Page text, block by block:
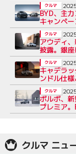
BYD、主
キャンペ
クルマ
アウディ
披露。銀
クルマ
キャデラ
ンドル仕
クルマ
ボルボ、
プレミア
クルマ
クルマ ニュ